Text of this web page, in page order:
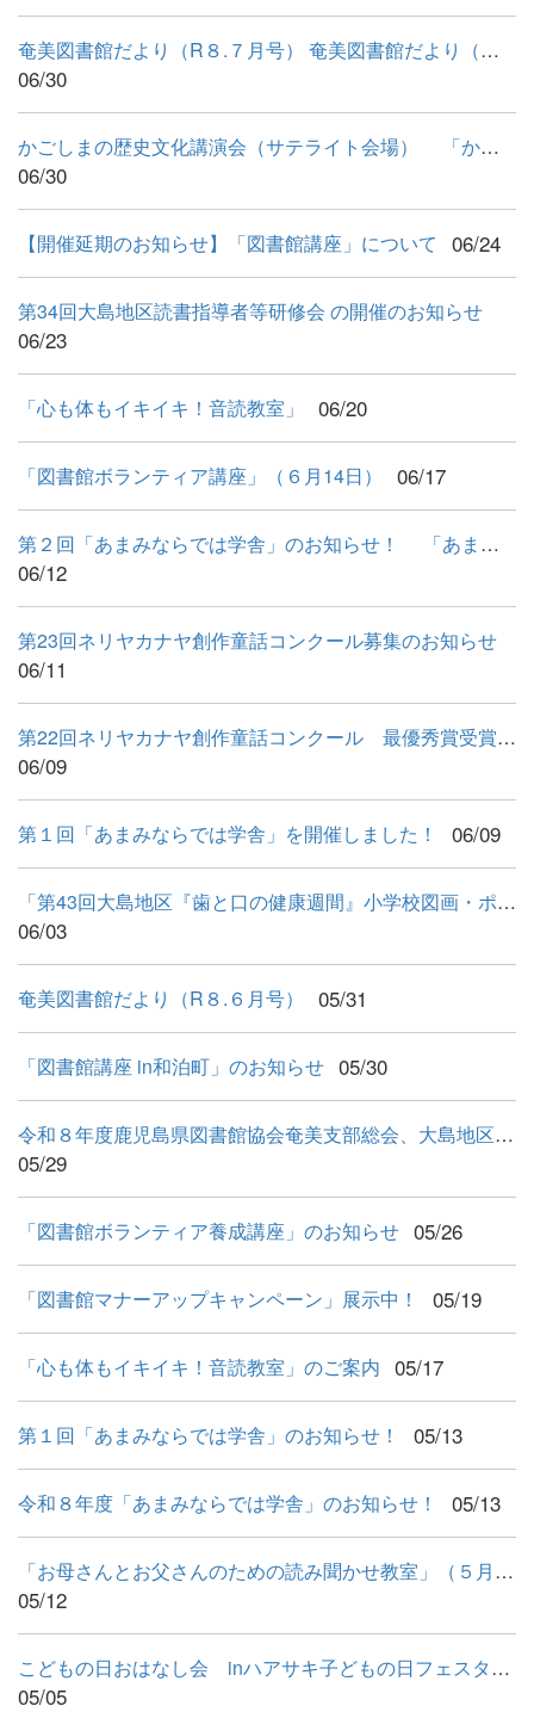
奄美図書館だより（R８.７月号） 奄美図書館だより（Ｒ８.７...
06/30
かごしまの歴史文化講演会（サテライト会場） 「かごしまの歴...
06/30
【開催延期のお知らせ】「図書館講座」について 06/24
第34回大島地区読書指導者等研修会 の開催のお知らせ
06/23
「心も体もイキイキ！音読教室」 06/20
「図書館ボランティア講座」（６月14日） 06/17
第２回「あまみならでは学舎」のお知らせ！ 「あまみならでは...
06/12
第23回ネリヤカナヤ創作童話コンクール募集のお知らせ
06/11
第22回ネリヤカナヤ創作童話コンクール 最優秀賞受賞作品
06/09
第１回「あまみならでは学舎」を開催しました！ 06/09
「第43回大島地区『歯と口の健康週間』小学校図画・ポスター展」...
06/03
奄美図書館だより（R８.６月号） 05/31
「図書館講座 in和泊町」のお知らせ 05/30
令和８年度鹿児島県図書館協会奄美支部総会、大島地区図書館連絡...
05/29
「図書館ボランティア養成講座」のお知らせ 05/26
「図書館マナーアップキャンペーン」展示中！ 05/19
「心も体もイキイキ！音読教室」のご案内 05/17
第１回「あまみならでは学舎」のお知らせ！ 05/13
令和８年度「あまみならでは学舎」のお知らせ！ 05/13
「お母さんとお父さんのための読み聞かせ教室」（５月10日）
05/12
こどもの日おはなし会 inハアサキ子どもの日フェスタ（５月５日...
05/05